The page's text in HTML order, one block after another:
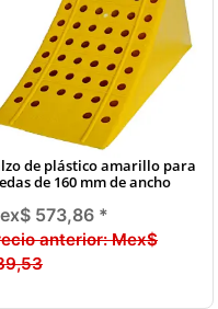
de plástico amarillo para
de 160 mm de ancho
573,86 *
anterior:Mex$